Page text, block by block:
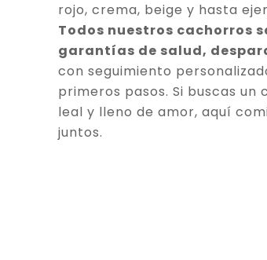
rojo, crema, beige y hasta
Todos nuestros cachorros
garantías de salud,
con seguimiento
primeros pasos. Si buscas
leal y lleno de amor, aquí
juntos.